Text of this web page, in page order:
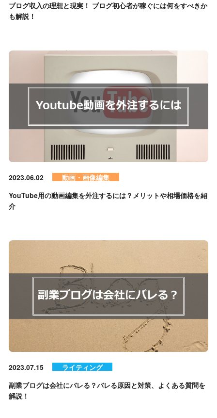
ブログ収入の理想と現実！ ブログ初心者が稼ぐには何をすべきか
も解説！
2023.06.02
動画・画像編集
YouTube用の動画編集を外注するには？メリットや相場価格を紹
介
2023.07.15
ライティング
副業ブログは会社にバレる？バレる原因と対策、よくある質問を
解説！